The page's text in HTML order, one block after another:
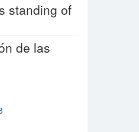
standing of
de las